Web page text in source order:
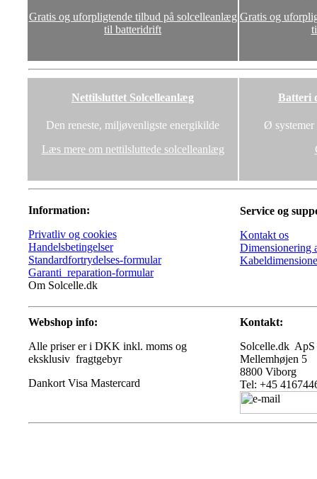
Gratis og uforpligtende tilbud på solcelleanlæg
til batteridrift
Gratis og
Nettilsluttet Solcelleanlæg
Den reneste, miljøvenligste energikilde
Læs mere om nettilsluttede solcelleanlæg
Batteri
Ø
Information:
Privatliv og cookies
Handelsbetingelser
Standardfortrydelses-formular
Garanti_reparation-formular
Om Solcelle.dk
Service og
Kontakt os
Dimensionering
Webshop info:
Alle priser er i DKK inkl. moms og
eksklusiv fragtgebyr
Kontakt:
Solcelle.dk ApS
Mellemhøjen 5
8800 Viborg
Tel: +45